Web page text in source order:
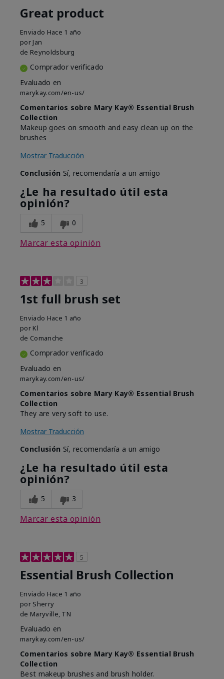
Great product
Enviado Hace 1 año
por Jan
de Reynoldsburg
Comprador verificado
Evaluado en
marykay.com/en-us/
Comentarios sobre Mary Kay® Essential Brush
Collection
Makeup goes on smooth and easy clean up on the
brushes
Mostrar Traducción
Conclusión Sí, recomendaría a un amigo
¿Le ha resultado útil esta
opinión?
5 0
Marcar esta opinión
3
1st full brush set
Enviado Hace 1 año
por Kl
de Comanche
Comprador verificado
Evaluado en
marykay.com/en-us/
Comentarios sobre Mary Kay® Essential Brush
Collection
They are very soft to use.
Mostrar Traducción
Conclusión Sí, recomendaría a un amigo
¿Le ha resultado útil esta
opinión?
5 3
Marcar esta opinión
5
Essential Brush Collection
Enviado Hace 1 año
por Sherry
de Maryville, TN
Evaluado en
marykay.com/en-us/
Comentarios sobre Mary Kay® Essential Brush
Collection
Best makeup brushes and brush holder.